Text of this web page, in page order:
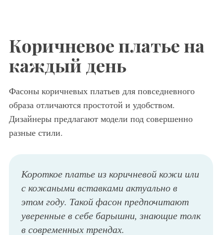
Коричневое платье на
каждый день
Фасоны коричневых платьев для повседневного
образа отличаются простотой и удобством.
Дизайнеры предлагают модели под совершенно
разные стили.
Короткое платье из коричневой кожи или
с кожаными вставками актуально в
этом году. Такой фасон предпочитают
уверенные в себе барышни, знающие толк
в современных трендах.